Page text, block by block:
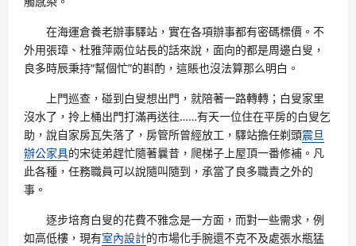
在海運倉養老辦事驛站，實在各項辦事都有密碼標價。不
外用張璋、杜雅萍兩位站長的話來說，面向的都是周邊白叟，
良多時辰秉持“幫個忙”的斟酌，這賬也沒法算那么明白。
上門巡查，碰到白叟想出門，就陪著一路轉轉；白叟家里
沒水了，拎上桶出門打滿再送往……有天一位住在平房的白叟乞
助，說自家房瓦失落了，房管所曾經放工，驛站擔任剃頭震旦
辦公家具的宋徒弟趕忙隨著曩昔，爬梯子上屋頂一番修補。凡
此各種，任務職員可以說隨叫隨到，承當了良多職責之外的
事。
逐步培育白叟的花費不雅念是一方面，而對一些需求，例
如高低樓，現有室內設計的市場化手腕還不克不及處張水瓶猛